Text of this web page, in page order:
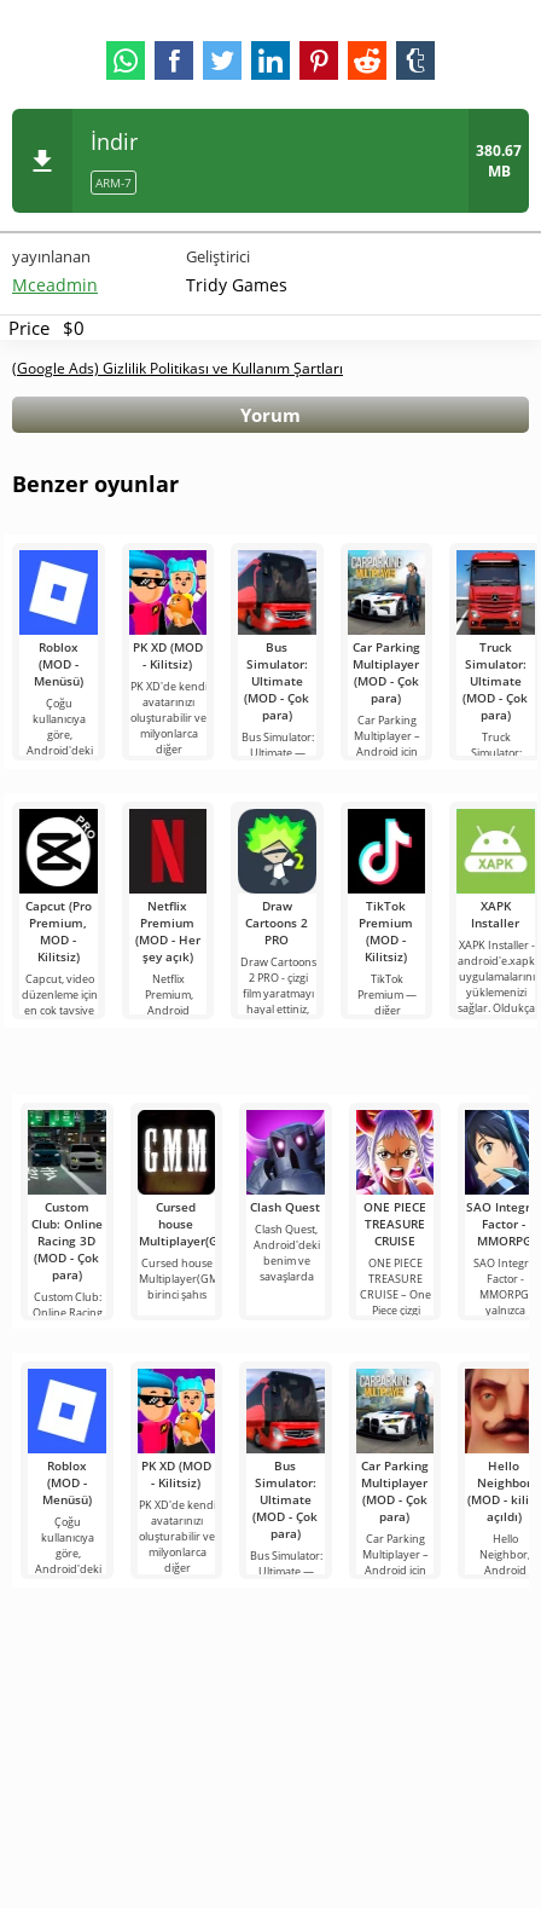
İndir
ARM-7
380.67
MB
yayınlanan
Mceadmin
Geliştirici
Tridy Games
Price $0
(Google Ads) Gizlilik Politikası ve Kullanım Şartları
Yorum
Benzer oyunlar
Roblox
(MOD -
Menüsü)
Çoğu
kullanıcıya
göre,
Android'deki
proje, sınırsız
olanaklarıyla
PK XD (MOD
- Kilitsiz)
PK XD'de kendi
avatarınızı
oluşturabilir ve
milyonlarca
diğer
Bus
Simulator:
Ultimate
(MOD - Çok
para)
Bus Simulator:
Ultimate —
oyunu,
oyunculara
dünyanın dört
bir
Car Parking
Multiplayer
(MOD - Çok
para)
Car Parking
Multiplayer –
Android için
unsurlarını
kullanarak
Truck
Simulator:
Ultimate
(MOD - Çok
para)
Truck
Simulator:
bir iş
bileşeninin
Capcut (Pro
Premium,
MOD -
Kilitsiz)
Capcut, video
düzenleme için
en çok tavsiye
Netflix
Premium
(MOD - Her
şey açık)
Netflix
Premium,
Android
Draw
Cartoons 2
PRO
Draw Cartoons
2 PRO - çizgi
film yaratmayı
hayal ettiniz,
TikTok
Premium
(MOD -
Kilitsiz)
TikTok
Premium —
diğer
sağlayan
XAPK
Installer
XAPK Installer -
android'e.xapk
uygulamalarını
yüklemenizi
sağlar. Oldukça
Custom
Club: Online
Racing 3D
(MOD - Çok
para)
Custom Club:
Online Racing
Cursed
house
Multiplayer(GMM)
Cursed house
Multiplayer(GMM),
birinci şahıs
Clash Quest
Clash Quest,
Android'deki
benim ve
savaşlarda
ONE PIECE
TREASURE
CRUISE
ONE PIECE
TREASURE
CRUISE – One
Piece çizgi
SAO Integral
Factor -
MMORPG
SAO Integral
Factor -
MMORPG,
yalnızca
Roblox
(MOD -
Menüsü)
Çoğu
kullanıcıya
göre,
Android'deki
PK XD (MOD
- Kilitsiz)
PK XD'de kendi
avatarınızı
oluşturabilir ve
milyonlarca
diğer
Bus
Simulator:
Ultimate
(MOD - Çok
para)
Bus Simulator:
Ultimate —
Car Parking
Multiplayer
(MOD - Çok
para)
Car Parking
Multiplayer –
Android için
Hello
Neighbor
(MOD - kilidi
açıldı)
Hello
Neighbor,
Android